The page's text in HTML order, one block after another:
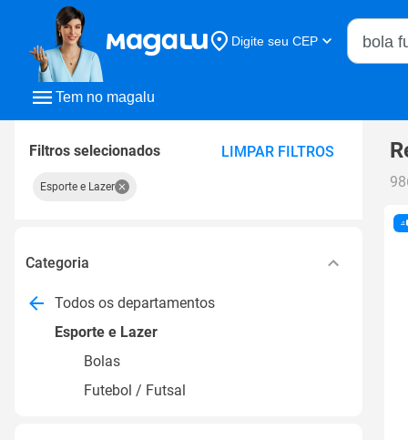
Tem no magalu
Digite seu CEP
Buscar
Filtros selecionados LIMPAR FILTROS
Esporte e Lazer
Categoria
Todos os departamentos
Esporte e Lazer
Bolas
Futebol / Futsal